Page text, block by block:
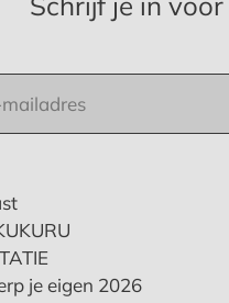
je eigen 2026